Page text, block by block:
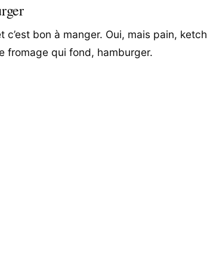
c’est bon à manger. Oui, mais pain,
fromage qui fond, hamburger.